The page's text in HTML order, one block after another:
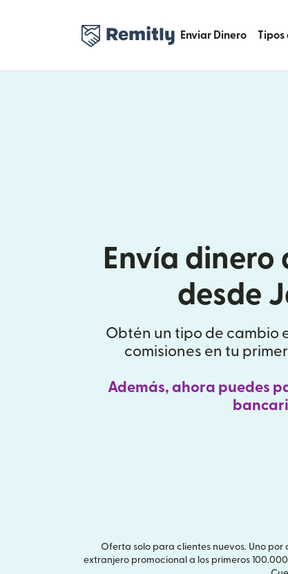
Enviar Dinero Tipos
Envía dinero
desde
Obtén un tipo de cambio
comisiones en tu
Además, ahora puedes
Oferta solo para clientes nuevos. Uno
extranjero promocional a los primeros